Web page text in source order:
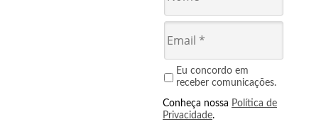
Eu concordo em
receber comunicações.
Conheça nossa Política de
Privacidade.